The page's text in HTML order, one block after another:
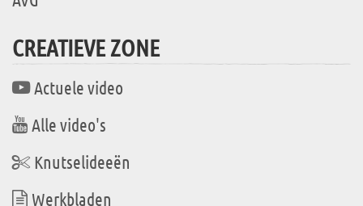
CREATIEVE ZONE
Actuele video
Alle video's
Knutselideeën
Werkbladen